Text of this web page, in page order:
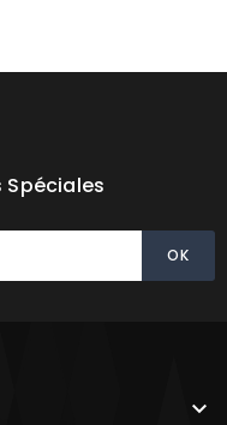
Spéciales
